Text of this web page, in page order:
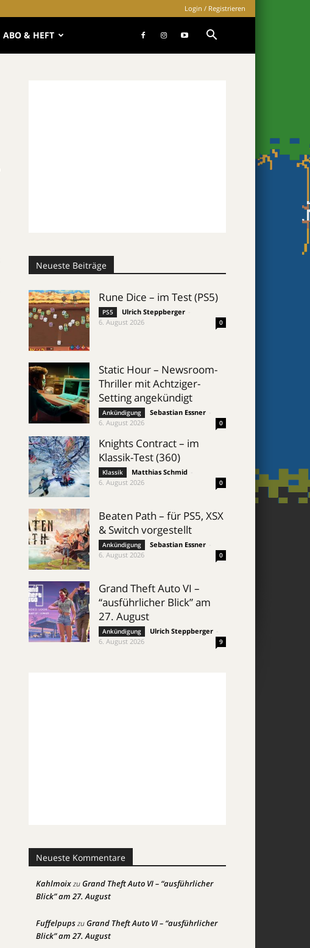
Login / Registrieren
ABO & HEFT
Neueste Beiträge
Rune Dice – im Test (PS5)
PS5 Ulrich Steppberger
6. August 2026
0
Static Hour – Newsroom-
Thriller mit Achtziger-
Setting angekündigt
Ankündigung Sebastian Essner
6. August 2026
0
Knights Contract – im
Klassik-Test (360)
Klassik Matthias Schmid
6. August 2026
0
Beaten Path – für PS5, XSX
& Switch vorgestellt
Ankündigung Sebastian Essner
6. August 2026
0
Grand Theft Auto VI –
“ausführlicher Blick” am
27. August
Ankündigung Ulrich Steppberger
6. August 2026
9
Neueste Kommentare
KahlmoixzuGrand Theft Auto VI – “ausführlicher
Blick” am 27. August
FuffelpupszuGrand Theft Auto VI – “ausführlicher
Blick” am 27. August